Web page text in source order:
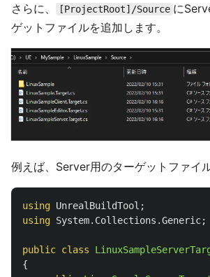
さらに、 [ProjectRoot]/Source に
ゲットファイルを追加します。
例えば、Server用のターゲットファイル
using UnrealBuildTool ;
using System.Collections.Generic;
public class
{